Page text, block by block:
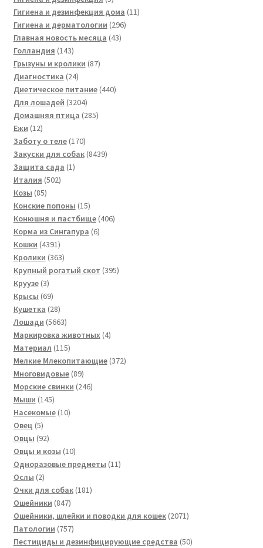
товаров
Гигиена и дезинфекция дома 1111
Гигиена и дерматологии 296296
Главная новость месяца 4343
Голландия 143143
товара
Грызуны и кролики 8787
Диагностика 2424
товара
Диетическое питание 440440
Для лошадей 32043204
товара
Домашняя птица 285285
Ежи 1212
товаров
Заботу о теле 170170
товаров
Закуски для собак 84398439
Защита сада 11
Италия 502502
Козы 8585
товаров
Конские попоны 1515
товаров
Конюшня и пастбище 406406
Корма из Сингапура 66
Кошки 43914391
товар
Кролики 363363
товара
Крупный рогатый скот 395395
Круузе 33
товара
Крысы 6969
товаров
Кушетка 2828
товаров
Лошади 56635663
товара
Маркировка животных 44
Материал 115115
товаров
Мелкие Млекопитающие 372372
Многовидовые 8989
товаров
Морские свинки 246246
Мыши 145145
товаров
Насекомые 1010
Овец 55
товаров
Овцы 9292
товара
Овцы и козы 1010
товаров
Одноразовые предметы 1111
Ослы 22
товара
Очки для собак 181181
Ошейники 847847
товаров
Ошейники, шлейки и поводки для кошек 20712071
Патологии 757757
товаров
Пестициды и дезинфицирующие средства 5050